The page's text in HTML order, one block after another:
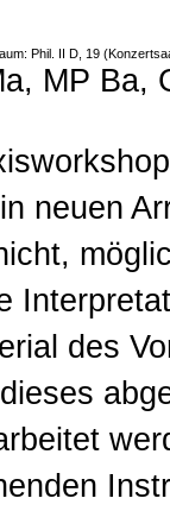
Phil. II D, 19
MP Ba,
neuen
des